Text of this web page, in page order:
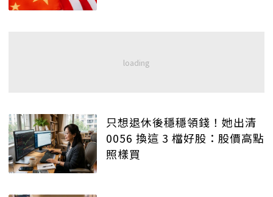
只想退休後穩穩領錢！她出清
0056 換這 3 檔好股：股價高點
照樣買